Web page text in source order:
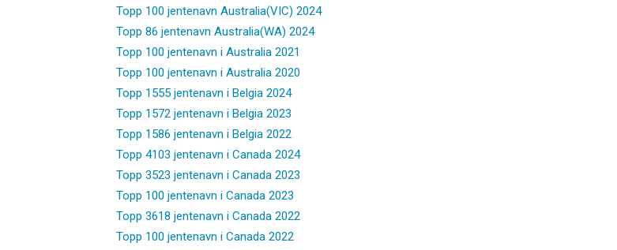
Topp 100 jentenavn Australia(VIC) 2024
Topp 86 jentenavn Australia(WA) 2024
Topp 100 jentenavn i Australia 2021
Topp 100 jentenavn i Australia 2020
Topp 1555 jentenavn i Belgia 2024
Topp 1572 jentenavn i Belgia 2023
Topp 1586 jentenavn i Belgia 2022
Topp 4103 jentenavn i Canada 2024
Topp 3523 jentenavn i Canada 2023
Topp 100 jentenavn i Canada 2023
Topp 3618 jentenavn i Canada 2022
Topp 100 jentenavn i Canada 2022